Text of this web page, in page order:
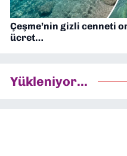
Çeşme’nin gizli cenneti
ücret…
Yükleniyor...